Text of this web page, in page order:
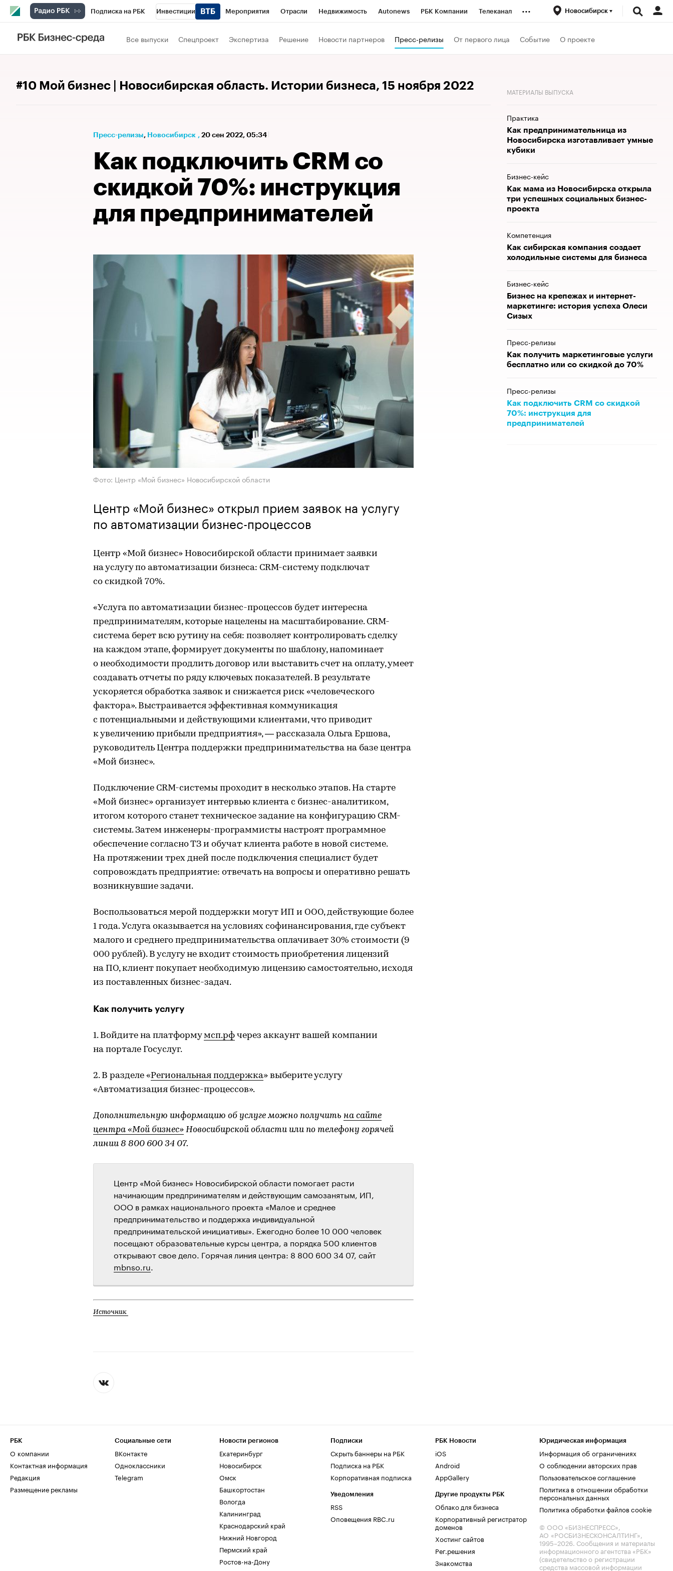
Подписка на РБК Инвестиции Мероприятия Отрасли Недвижимость Autonews РБК Компании Телеканал
РБК Вино
Кредитные рейтинги Франшизы Газета Конференции СПб Спецпроекты
... Новосибирск
Все выпуски Спецпроект Экспертиза Решение Новости партнеров Пресс-релизы От первого лица Событие О проекте
#10 Мой бизнес | Новосибирская область. Истории бизнеса, 15 ноября 2022
Пресс-релизы⁠, Новосибирск , 20 сен 2022, 05:34
Как подключить CRM со
скидкой 70%: инструкция
для предпринимателей
Фото: Центр «Мой бизнес» Новосибирской области
Центр «Мой бизнес» открыл прием заявок на услугу
по автоматизации бизнес-процессов
Центр «Мой бизнес» Новосибирской области принимает заявки
на услугу по автоматизации бизнеса: CRM-систему подключат
со скидкой 70%.
«Услуга по автоматизации бизнес-процессов будет интересна
предпринимателям, которые нацелены на масштабирование. CRM-
система берет всю рутину на себя: позволяет контролировать сделку
на каждом этапе, формирует документы по шаблону, напоминает
о необходимости продлить договор или выставить счет на оплату, умеет
создавать отчеты по ряду ключевых показателей. В результате
ускоряется обработка заявок и снижается риск «человеческого
фактора». Выстраивается эффективная коммуникация
с потенциальными и действующими клиентами, что приводит
к увеличению прибыли предприятия», — рассказала Ольга Ершова,
руководитель Центра поддержки предпринимательства на базе центра
«Мой бизнес».
Подключение CRM-системы проходит в несколько этапов. На старте
«Мой бизнес» организует интервью клиента с бизнес-аналитиком,
итогом которого станет техническое задание на конфигурацию CRM-
системы. Затем инженеры-программисты настроят программное
обеспечение согласно ТЗ и обучат клиента работе в новой системе.
На протяжении трех дней после подключения специалист будет
сопровождать предприятие: отвечать на вопросы и оперативно решать
возникнувшие задачи.
Воспользоваться мерой поддержки могут ИП и ООО, действующие более
1 года. Услуга оказывается на условиях софинансирования, где субъект
малого и среднего предпринимательства оплачивает 30% стоимости (9
000 рублей). В услугу не входит стоимость приобретения лицензий
на ПО, клиент покупает необходимую лицензию самостоятельно, исходя
из поставленных бизнес-задач.
Как получить услугу
1. Войдите на платформумсп.рф через аккаунт вашей компании
на портале Госуслуг.
2. В разделе «Региональная поддержка» выберите услугу
«Автоматизация бизнес-процессов».
Дополнительную информацию об услуге можно получить на сайте
центра «Мой бизнес» Новосибирской области или по телефону горячей
линии 8 800 600 34 07.
Центр «Мой бизнес» Новосибирской области помогает расти
начинающим предпринимателям и действующим самозанятым, ИП,
ООО в рамках национального проекта «Малое и среднее
предпринимательство и поддержка индивидуальной
предпринимательской инициативы». Ежегодно более 10 000 человек
посещают образовательные курсы центра, а порядка 500 клиентов
открывают свое дело. Горячая линия центра: 8 800 600 34 07, сайт
mbnso.ru.
Источник
МАТЕРИАЛЫ ВЫПУСКА
Практика
Как предпринимательница из
Новосибирска изготавливает умные
кубики
Бизнес-кейс
Как мама из Новосибирска открыла
три успешных социальных бизнес-
проекта
Компетенция
Как сибирская компания создает
холодильные системы для бизнеса
Бизнес-кейс
Бизнес на крепежах и интернет-
маркетинге: история успеха Олеси
Сизых
Пресс-релизы
Как получить маркетинговые услуги
бесплатно или со скидкой до 70%
Пресс-релизы
Как подключить CRM со скидкой
70%: инструкция для
предпринимателей
РБК
О компании
Контактная информация
Редакция
Размещение рекламы
Социальные сети
ВКонтакте
Одноклассники
Telegram
Новости регионов
Екатеринбург
Новосибирск
Омск
Башкортостан
Вологда
Калининград
Краснодарский край
Нижний Новгород
Пермский край
Ростов-на-Дону
Подписки
Скрыть баннеры на РБК
Подписка на РБК
Корпоративная подписка
Уведомления
RSS
Оповещения RBC.ru
РБК Новости
iOS
Android
AppGallery
Другие продукты РБК
Облако для бизнеса
Корпоративный регистратор
доменов
Хостинг сайтов
Рег.решения
Знакомства
Юридическая информация
Информация об ограничениях
О соблюдении авторских прав
Пользовательское соглашение
Политика в отношении обработки
персональных данных
Политика обработки файлов cookie
© ООО «БИЗНЕСПРЕСС»,
АО «РОСБИЗНЕСКОНСАЛТИНГ»,
1995–2026. Сообщения и материалы
информационного агентства «РБК»
(свидетельство о регистрации
средства массовой информации